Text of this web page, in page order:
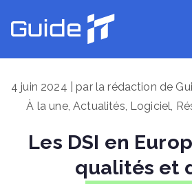
au
4 juin 2024 | par la rédaction de
À la une,Actualités, Logiciel,
Les DSI en
qualités et